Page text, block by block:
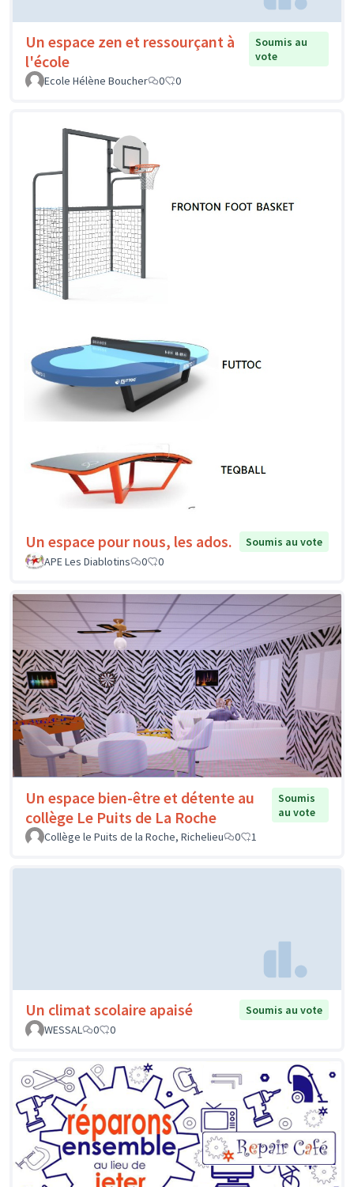
Un espace zen et ressourçant à
l'école
Soumis au
vote
Ecole Hélène Boucher
0 0
Un espace pour nous, les ados.
Soumis au vote
APE Les Diablotins
0 0
Un espace bien-être et détente au
collège Le Puits de La Roche
Soumis
au vote
Collège le Puits de la Roche, Richelieu
0 1
Un climat scolaire apaisé
Soumis au vote
WESSAL
0 0